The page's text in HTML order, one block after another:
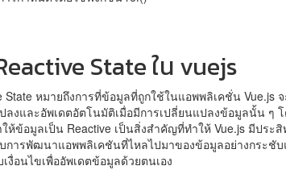
State ใน vuejs
State หมายถึงการที่ข้อมูลที่ถูกใช้ในแอพพลิเคชั่น Vue.js
ลงและอัพเดตอัตโนมัติเมื่อมีการเปลี่ยนแปลงข้อมูลนั้น ๆ
ให้ข้อมูลเป็น Reactive เป็นสิ่งสำคัญที่ทำให้ Vue.js มีประ
การพัฒนาแอพพลิเคชันที่ไหลไปมาของข้อมูลอย่างกระชับ
งื่อนไขเพื่ออัพเดตข้อมูลด้วยตนเอง